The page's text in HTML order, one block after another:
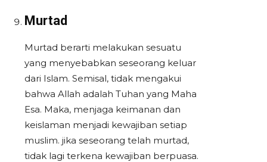
Murtad
Murtad berarti melakukan sesuatu
yang menyebabkan seseorang keluar
dari Islam. Semisal, tidak mengakui
bahwa Allah adalah Tuhan yang Maha
Esa. Maka, menjaga keimanan dan
keislaman menjadi kewajiban setiap
muslim. jika seseorang telah murtad,
tidak lagi terkena kewajiban berpuasa.